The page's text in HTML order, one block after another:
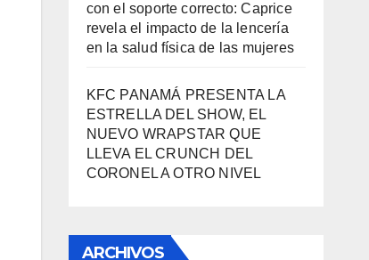
con el soporte correcto: Caprice
revela el impacto de la lencería
en la salud física de las mujeres
KFC PANAMÁ PRESENTA LA
ESTRELLA DEL SHOW, EL
NUEVO WRAPSTAR QUE
LLEVA EL CRUNCH DEL
CORONEL A OTRO NIVEL
ARCHIVOS